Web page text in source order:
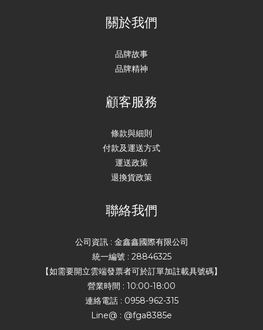
關於我們
品牌故事
品牌精神
顧客服務
條款與細則
付款及運送方式
運送政策
退換貨政策
聯絡我們
公司資訊 : 金鑫鑫國際有限公司
統一編號 : 28846325
【如需要開立雲端發票者可於訂單加註載具號碼】
營業時間 : 10:00-18:00
連絡電話 : 0958-962-315
Line@ : @fga8385e